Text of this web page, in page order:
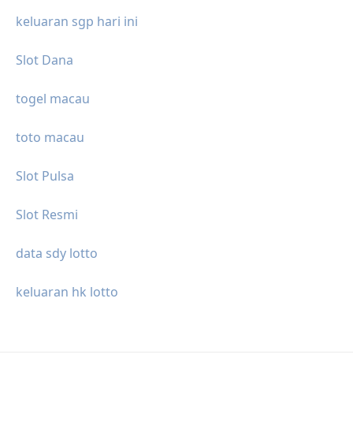
keluaran sgp hari ini
Slot Dana
togel macau
toto macau
Slot Pulsa
Slot Resmi
data sdy lotto
keluaran hk lotto